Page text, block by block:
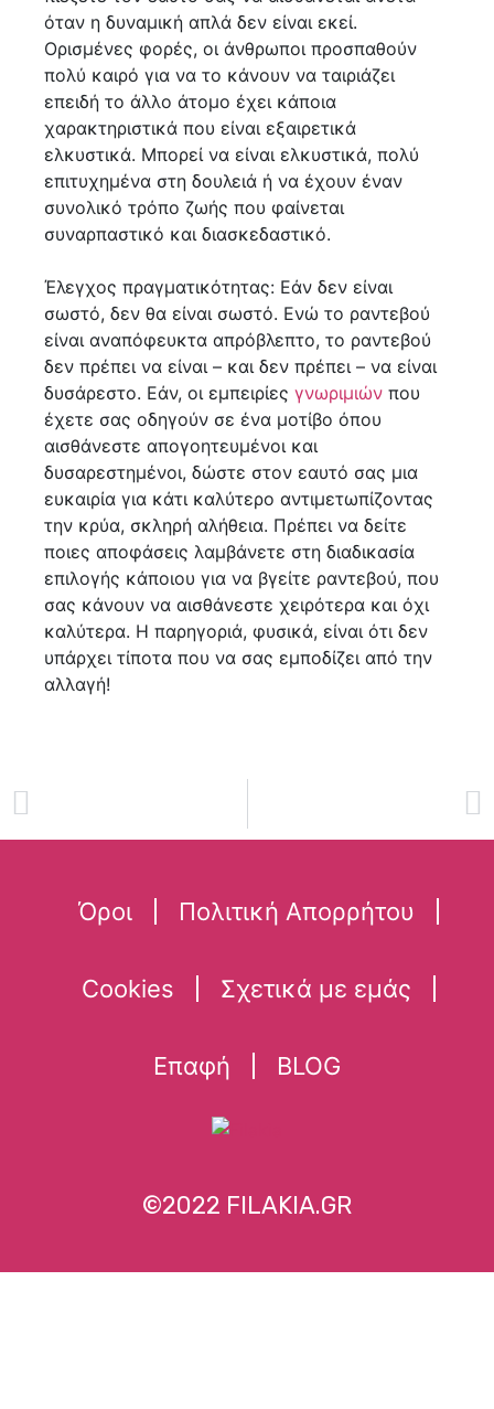
όταν η δυναμική απλά δεν είναι εκεί.
Ορισμένες φορές, οι άνθρωποι προσπαθούν
πολύ καιρό για να το κάνουν να ταιριάζει
επειδή το άλλο άτομο έχει κάποια
χαρακτηριστικά που είναι εξαιρετικά
ελκυστικά. Μπορεί να είναι ελκυστικά, πολύ
επιτυχημένα στη δουλειά ή να έχουν έναν
συνολικό τρόπο ζωής που φαίνεται
συναρπαστικό και διασκεδαστικό.
Έλεγχος πραγματικότητας: Εάν δεν είναι
σωστό, δεν θα είναι σωστό. Ενώ το ραντεβού
είναι αναπόφευκτα απρόβλεπτο, το ραντεβού
δεν πρέπει να είναι – και δεν πρέπει – να είναι
δυσάρεστο. Εάν, οι εμπειρίες γνωριμιών που
έχετε σας οδηγούν σε ένα μοτίβο όπου
αισθάνεστε απογοητευμένοι και
δυσαρεστημένοι, δώστε στον εαυτό σας μια
ευκαιρία για κάτι καλύτερο αντιμετωπίζοντας
την κρύα, σκληρή αλήθεια. Πρέπει να δείτε
ποιες αποφάσεις λαμβάνετε στη διαδικασία
επιλογής κάποιου για να βγείτε ραντεβού, που
σας κάνουν να αισθάνεστε χειρότερα και όχι
καλύτερα. Η παρηγοριά, φυσικά, είναι ότι δεν
υπάρχει τίποτα που να σας εμποδίζει από την
αλλαγή!
Όροι Πολιτική Απορρήτου
Cookies Σχετικά με εμάς
Επαφή BLOG
©2022 FILAKIA.GR